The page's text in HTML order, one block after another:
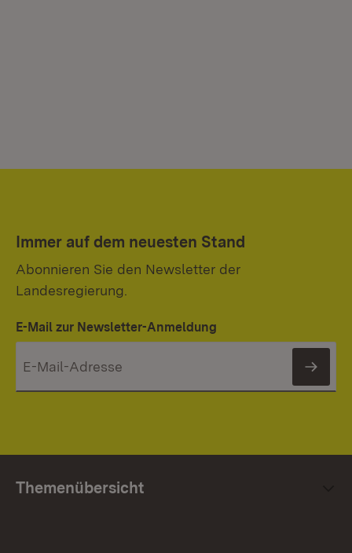
Immer auf dem neuesten Stand
Abonnieren Sie den Newsletter der
Landesregierung.
E-Mail zur Newsletter-Anmeldung
Themenübersicht